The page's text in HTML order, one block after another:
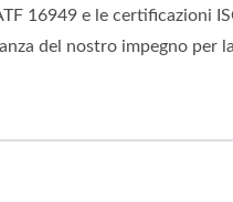
16949 e le certificazioni
del nostro impegno per